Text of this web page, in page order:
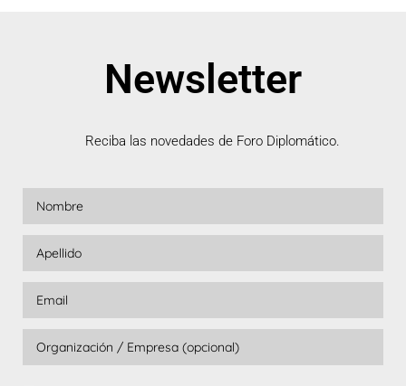
Newsletter
Reciba las novedades de Foro Diplomático.